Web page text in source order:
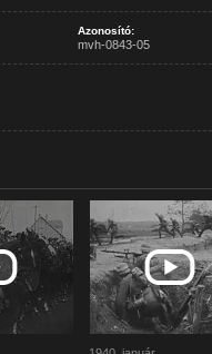
Azonosító:
mvh-0843-05